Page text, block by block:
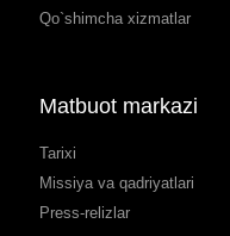
Qo`shimcha xizmatlar
Matbuot markazi
Tarixi
Missiya va qadriyatlari
Press-relizlar